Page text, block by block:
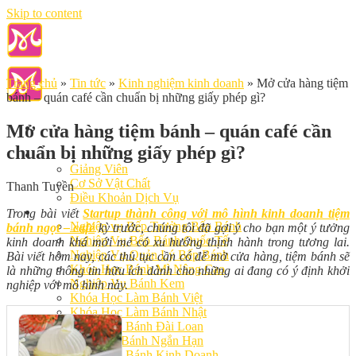
Skip to content
Giới Thiệu
Giảng Viên
Cơ Sở Vật Chất
Điều Khoản Dịch Vụ
Học Làm Bánh
Nghiệp vụ Bếp Trưởng Bếp Bánh
Nghiệp Vụ Bếp Bánh Quốc Tế
Nghiệp Vụ Quản Lý Bếp Bánh
Khóa Học Bánh Mì Nâng Cao
Nghiệp Vụ Bánh Kem
Khóa Học Làm Bánh Việt
Khóa Học Làm Bánh Nhật
Khóa Học Bánh Đài Loan
Học Làm Bánh Ngắn Hạn
Trang chủ » Tin tức » Kinh nghiệm kinh doanh » Mở cửa hàng tiệm
bánh – quán café cần chuẩn bị những giấy phép gì?
Mở cửa hàng tiệm bánh – quán café cần
chuẩn bị những giấy phép gì?
Thanh Tuyền
Trong bài viếtStartup thành công với mô hình kinh doanh tiệm
bánh ngọt – cafékỳ trước, chúng tôi đã gợi ý cho bạn một ý tưởng
kinh doanh khá mới mẻ có xu hướng thịnh hành trong tương lai.
Bài viết hôm nay, các thủ tục cần có để mở cửa hàng, tiệm bánh sẽ
là những thông tin hữu ích dành cho những ai đang có ý định khởi
nghiệp với mô hình này.